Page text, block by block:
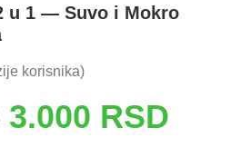
u 1 — Suvo i Mokro
korisnika)
3.000 RSD